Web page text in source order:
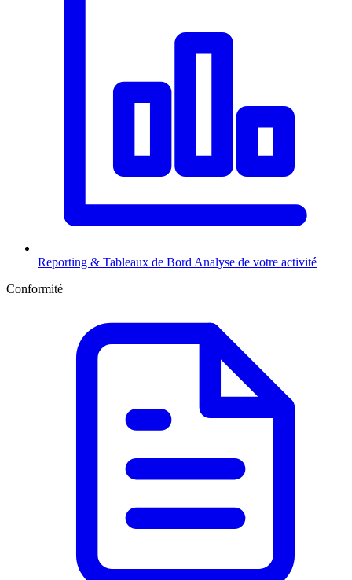
Reporting & Tableaux de Bord Analyse de votre activité
Conformité